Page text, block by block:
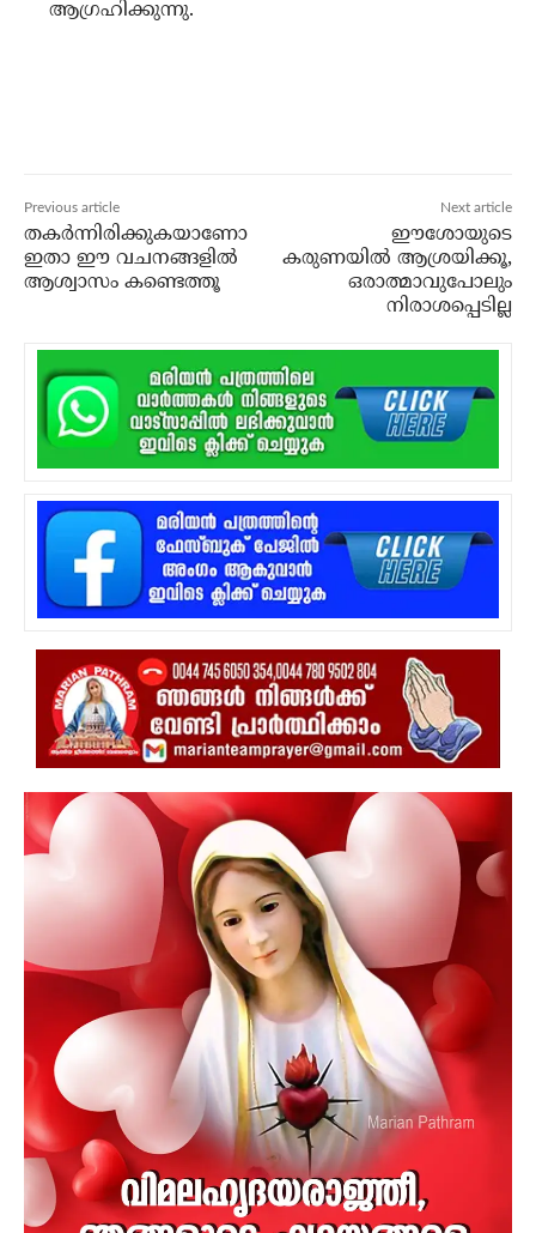
ആഗ്രഹിക്കുന്നു.
Previous article
തകര്‍ന്നിരിക്കുകയാണോ
ഇതാ ഈ വചനങ്ങളില്‍
ആശ്വാസം കണ്ടെത്തൂ
Next article
ഈശോയുടെ
കരുണയില്‍ ആശ്രയിക്കൂ,
ഒരാത്മാവുപോലും
നിരാശപ്പെടില്ല